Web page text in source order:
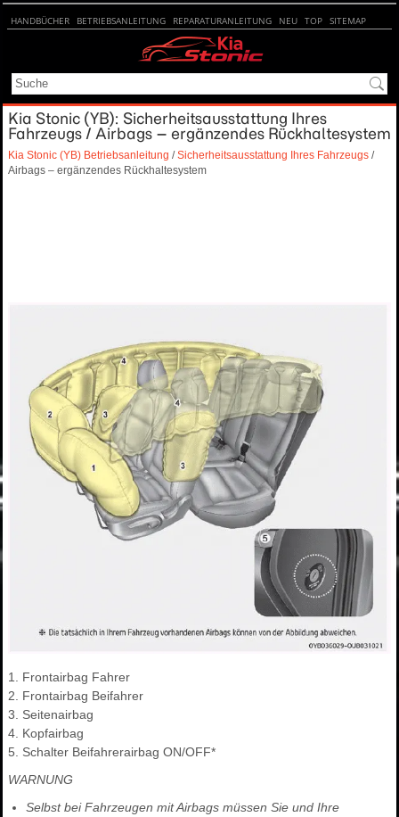
HANDBÜCHER BETRIEBSANLEITUNG REPARATURANLEITUNG NEU TOP SITEMAP
Kia Stonic (YB): Sicherheitsausstattung Ihres
Fahrzeugs / Airbags – ergänzendes Rückhaltesystem
Kia Stonic (YB) Betriebsanleitung /Sicherheitsausstattung Ihres Fahrzeugs /
Airbags – ergänzendes Rückhaltesystem
1. Frontairbag Fahrer
2. Frontairbag Beifahrer
3. Seitenairbag
4. Kopfairbag
5. Schalter Beifahrerairbag ON/OFF*
WARNUNG
Selbst bei Fahrzeugen mit Airbags müssen Sie und Ihre